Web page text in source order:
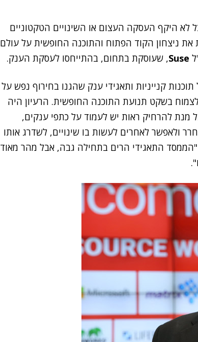
לא היקף העסקה העצום או השינויים הטקטוניים
ניצחון הקוד הפתוח והתוכנה החופשית על עולם
Suse, שעוסקת בתחום, בהתייחסו לעסקת הענק.
קנייניות ותאגידי ענק שהגנו בחירוף נפש על
בשקט תנועת התוכנה החופשית. הרעיון היה
להרחיק ראות יש לעמוד על כתפי ענקים,
ולאפשר לאחרים לעשות בו שינויים, לשדרג אותו
"הממסד התאגידי הרים בתחילה גבה, אבל מהר מאוד